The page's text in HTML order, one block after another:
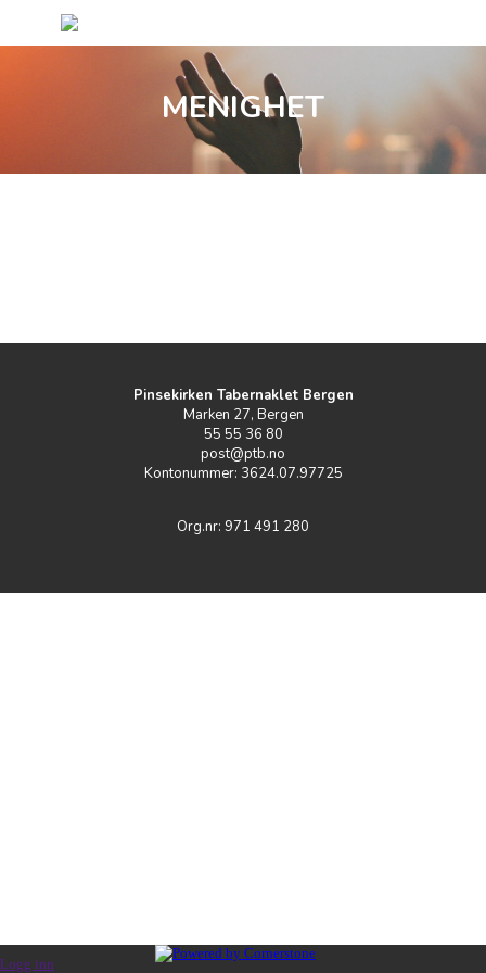
MENIGHET
Pinsekirken Tabernaklet Bergen
Marken 27, Bergen
55 55 36 80
post@ptb.no
Kontonummer: 3624.07.97725
Org.nr: 971 491 280
Logg inn